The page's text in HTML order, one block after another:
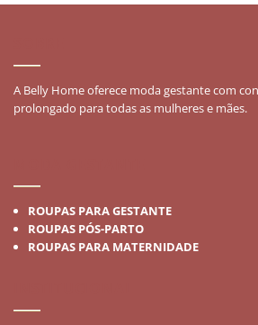
A Belly Home oferece moda gestante com
prolongado para todas as mulheres e mães.
ROUPAS PARA GESTANTE
ROUPAS PÓS-PARTO
ROUPAS PARA MATERNIDADE